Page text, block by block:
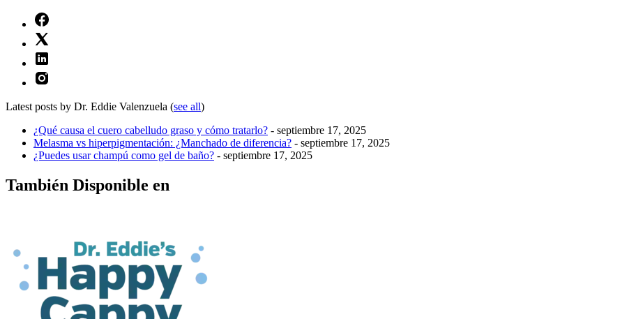
Latest posts by Dr. Eddie Valenzuela (see all)
¿Qué causa el cuero cabelludo graso y cómo tratarlo? - septiembre 17, 2025
Melasma vs hiperpigmentación: ¿Manchado de diferencia? - septiembre 17, 2025
¿Puedes usar champú como gel de baño? - septiembre 17, 2025
También Disponible en